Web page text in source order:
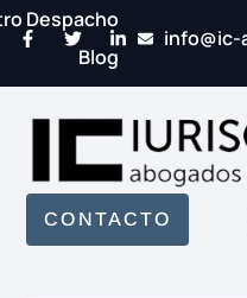
Despacho
Blog
CONTACTO